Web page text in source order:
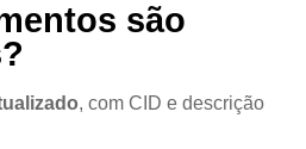
são
, com CID e descrição